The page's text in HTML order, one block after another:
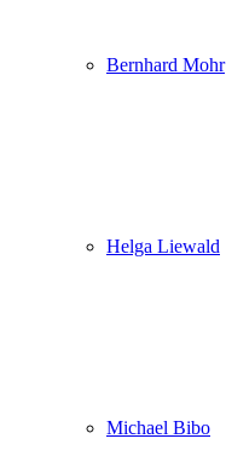
Bernhard Mohr
Helga Liewald
Michael Bibo